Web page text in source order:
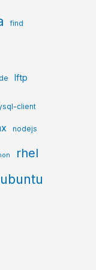
find
lftp
client
nodejs
rhel
ubuntu